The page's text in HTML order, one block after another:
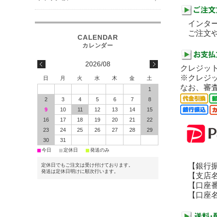
インタ
ご注文
クレジッ
※クレジ
なお、審
【銀行
【支店
【口座
【口座
2026/08
日 月 火 水 木 金
土
1
2
3 4 5 6 7
8
9
10 11 12 13 14
15
16
17 18 19 20 21
22
23
24 25 26 27 28
29
30
31
■今日 ■定休日 ■発送のみ
定休日でもご注文は受け付けております。
発送は定休日明けに順次行います。